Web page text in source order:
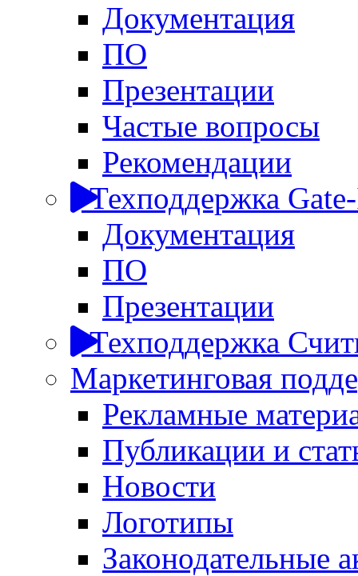
Документация
ПО
Презентации
Частые вопросы
Рекомендации
Техподдержка
Документация
ПО
Презентации
Техподдержка
Маркетинговая
Рекламные
Публикации и
Новости
Логотипы
Законодательные